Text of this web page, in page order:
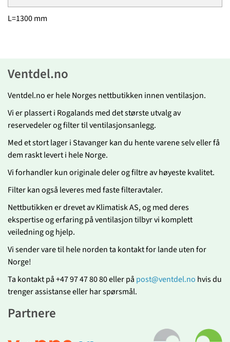
L=1300 mm
Ventdel.no
Ventdel.no er hele Norges nettbutikken innen ventilasjon.
Vi er plassert i Rogalands med det største utvalg av
reservedeler og filter til ventilasjonsanlegg.
Med et stort lager i Stavanger kan du hente varene selv eller få
dem raskt levert i hele Norge.
Vi forhandler kun originale deler og filtre av høyeste kvalitet.
Filter kan også leveres med faste filteravtaler.
Nettbutikken er drevet av Klimatisk AS, og med deres
ekspertise og erfaring på ventilasjon tilbyr vi komplett
veiledning og hjelp.
Vi sender vare til hele norden ta kontakt for lande uten for
Norge!
Ta kontakt på +47 97 47 80 80 eller på post@ventdel.no hvis du
trenger assistanse eller har spørsmål.
Partnere